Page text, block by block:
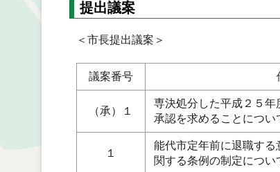
提出議案
＜市長提出議案＞
議案番号
（承）１
専決処分した平成２５
承認を求めることについ
１
能代市定年前に退職する
関する条例の制定につい